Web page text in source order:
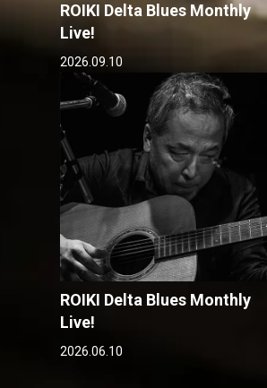
ROIKI Delta Blues Monthly
Live!
2026.09.10
ROIKI Delta Blues Monthly
Live!
2026.06.10